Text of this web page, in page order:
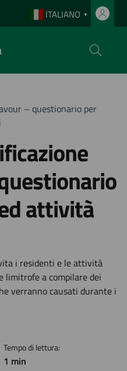
ITALIANO ▼
– questionario per
attività
i residenti e le attività
limitrofe a compilare dei
verranno causati durante i
Tempo di lettura:
1 min